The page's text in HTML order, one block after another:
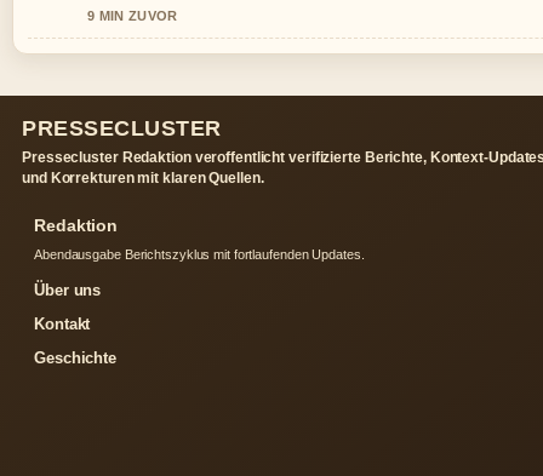
9 MIN ZUVOR
PRESSECLUSTER
Pressecluster Redaktion veroffentlicht verifizierte Berichte, Kontext-
und Korrekturen mit klaren Quellen.
Redaktion
Abendausgabe Berichtszyklus mit fortlaufenden Updates.
Über uns
Kontakt
Geschichte